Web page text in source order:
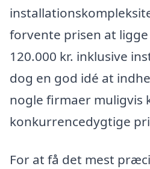
forvente prisen at
120.000 kr. inklusive
dog en god idé at
nogle firmaer muligvis
konkurrencedygtige
For at få det mest